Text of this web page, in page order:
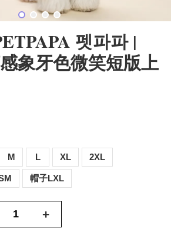
펫파파 |
象牙色微笑短版上
M L XL 2XL
帽子LXL
+